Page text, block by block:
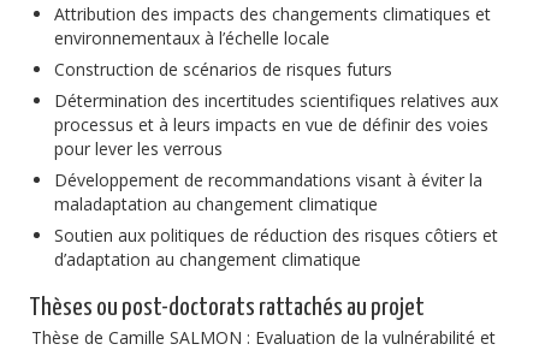
Attribution des impacts des changements climatiques et
environnementaux à l’échelle locale
Construction de scénarios de risques futurs
Détermination des incertitudes scientifiques relatives aux
processus et à leurs impacts en vue de définir des voies
pour lever les verrous
Développement de recommandations visant à éviter la
maladaptation au changement climatique
Soutien aux politiques de réduction des risques côtiers et
d’adaptation au changement climatique
Thèses ou post-doctorats rattachés au projet
Thèse de Camille SALMON : Evaluation de la vulnérabilité et